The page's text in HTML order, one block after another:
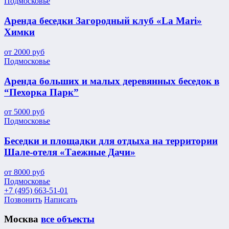
Аренда беседки Загородный клуб «La Mari»
Химки
от 2000 руб
Подмосковье
Аренда больших и малых деревянных беседок в
“Пехорка Парк”
от 5000 руб
Подмосковье
Беседки и площадки для отдыха на территории
Шале-отеля «Таежные Дачи»
от 8000 руб
Подмосковье
+7 (495) 663-51-01
Позвонить Написать
Москва все объекты